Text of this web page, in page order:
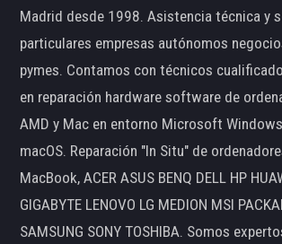
Madrid desde 1998. Asistencia técnica y
particulares empresas autónomos
pymes. Contamos con técnicos
en reparación hardware software de
AMD y Mac en entorno Microsoft
macOS. Reparación "In Situ" de
MacBook, ACER ASUS BENQ DELL HP
GIGABYTE LENOVO LG MEDION MSI
SAMSUNG SONY TOSHIBA. Somos